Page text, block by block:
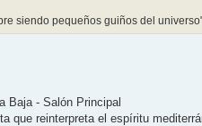
siendo pequeños guiños del
Baja - Salón Principal
que reinterpreta el espíritu